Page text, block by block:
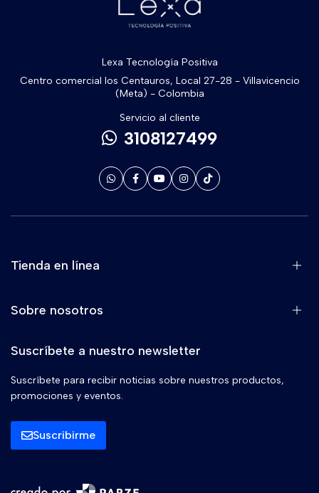
Lexa Tecnología Positiva
Centro comercial los Centauros, Local 27-28 - Villavicencio
(Meta) - Colombia
Servicio al cliente
3108127499
Tienda en línea
Sobre nosotros
Suscríbete a nuestro newsletter
Suscríbete para recibir noticias sobre nuestros productos,
promociones y eventos.
Suscribirme